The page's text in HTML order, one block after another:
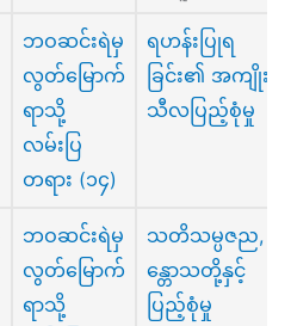
ဘဝဆင်းရဲမှ
လွတ်မြောက်
ရာသို့
လမ်းပြ
တရား (၁၄)
ရဟန်းပြုရ
ခြင်း၏ အကျိုး၊
သီလပြည့်စုံမှု
ဘဝဆင်းရဲမှ
လွတ်မြောက်
ရာသို့
သတိသမ္ပဇည, သ
န္တောသတို့နှင့်
ပြည့်စုံမှု